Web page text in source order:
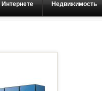
Интернете Недвижимость